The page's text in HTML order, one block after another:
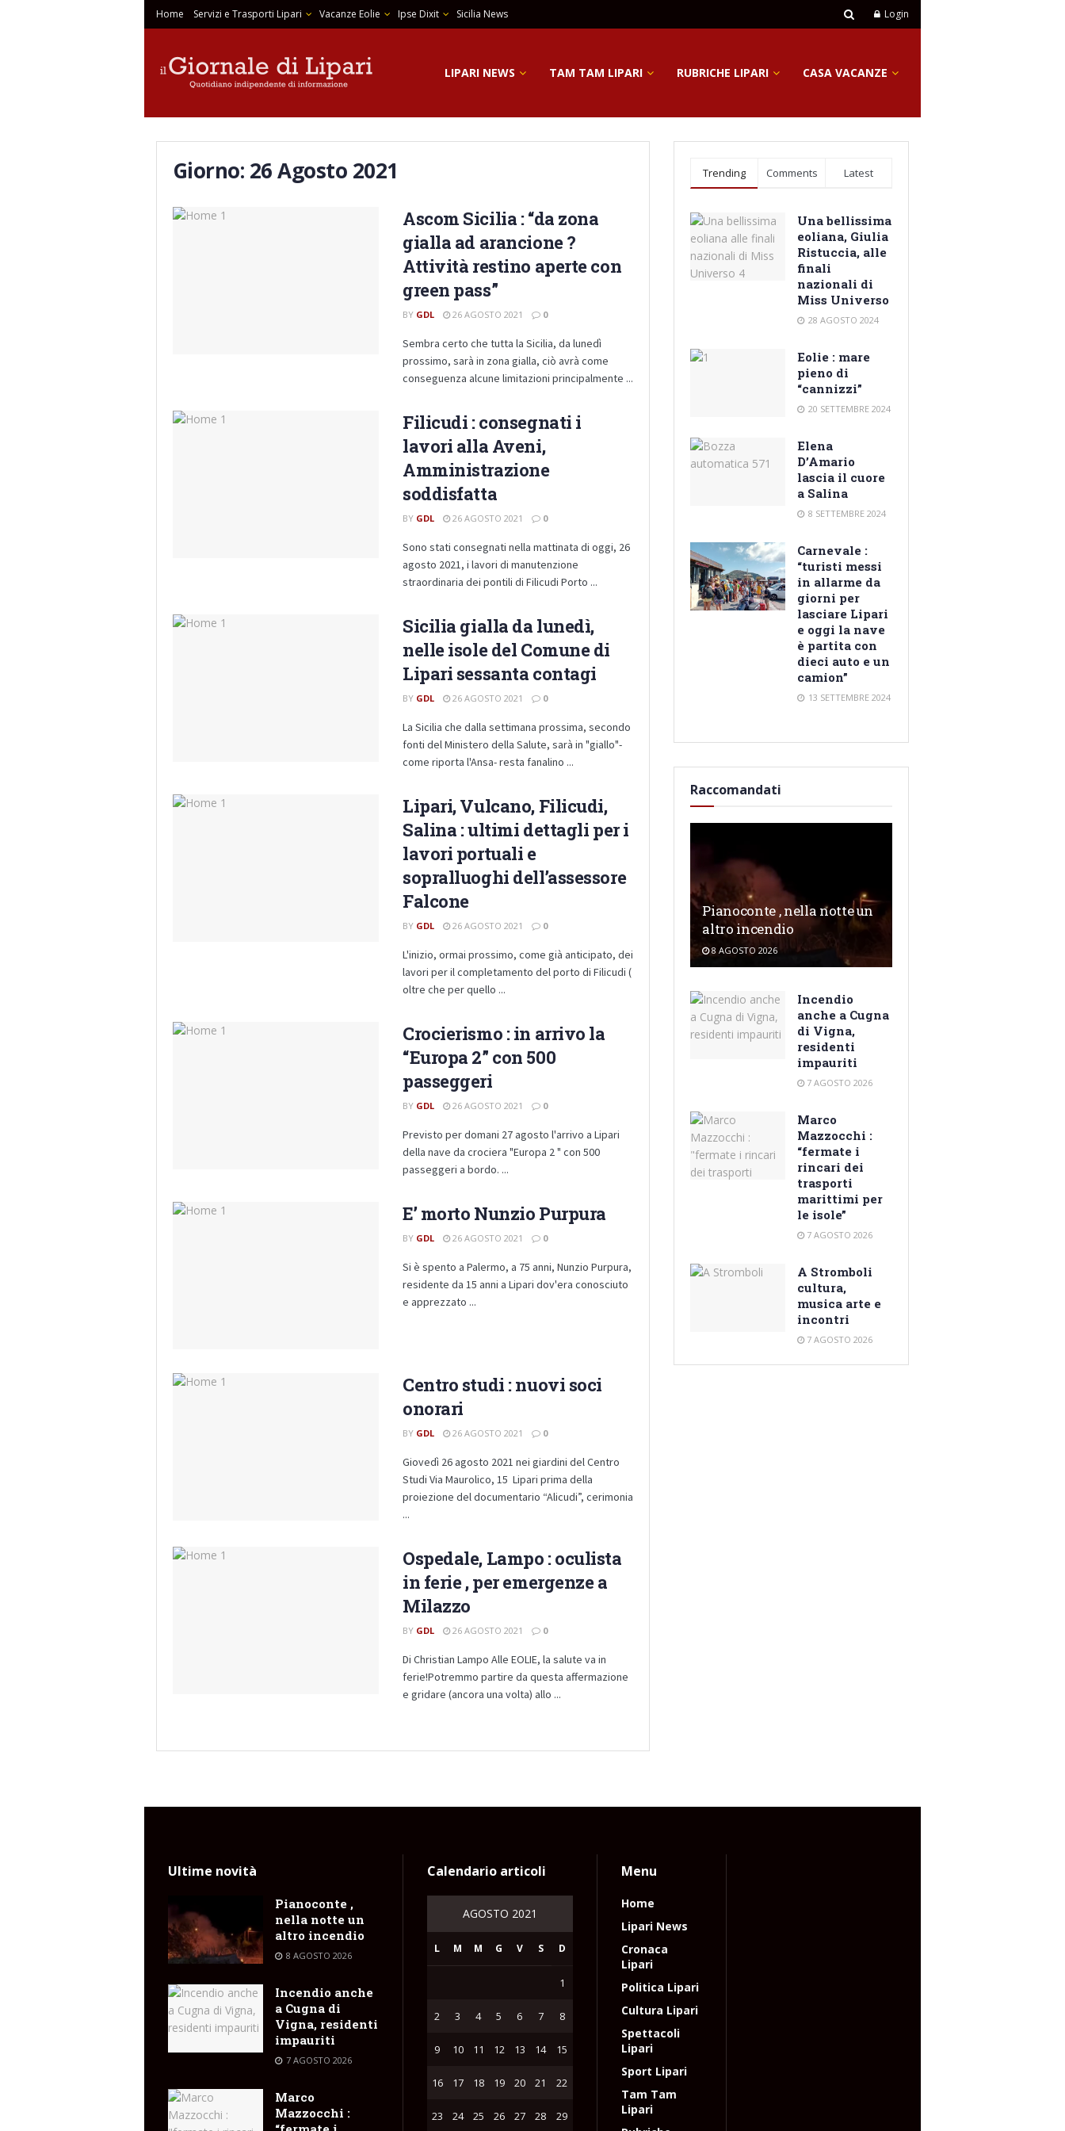
Home Servizi e Trasporti Lipari Vacanze Eolie Ipse Dixit Sicilia News Login
LIPARI NEWS TAM TAM LIPARI RUBRICHE LIPARI CASA VACANZE
Giorno: 26 Agosto 2021
Ascom Sicilia : “da zona
gialla ad arancione ?
Attività restino aperte con
green pass”
BY GDL 26 AGOSTO 2021 0
Sembra certo che tutta la Sicilia, da lunedì
prossimo, sarà in zona gialla, ciò avrà come
conseguenza alcune limitazioni principalmente ...
Filicudi : consegnati i
lavori alla Aveni,
Amministrazione
soddisfatta
BY GDL 26 AGOSTO 2021 0
Sono stati consegnati nella mattinata di oggi, 26
agosto 2021, i lavori di manutenzione
straordinaria dei pontili di Filicudi Porto ...
Sicilia gialla da lunedì,
nelle isole del Comune di
Lipari sessanta contagi
BY GDL 26 AGOSTO 2021 0
La Sicilia che dalla settimana prossima, secondo
fonti del Ministero della Salute, sarà in "giallo"-
come riporta l'Ansa- resta fanalino ...
Lipari, Vulcano, Filicudi,
Salina : ultimi dettagli per i
lavori portuali e
sopralluoghi dell’assessore
Falcone
BY GDL 26 AGOSTO 2021 0
L'inizio, ormai prossimo, come già anticipato, dei
lavori per il completamento del porto di Filicudi (
oltre che per quello ...
Crocierismo : in arrivo la
“Europa 2” con 500
passeggeri
BY GDL 26 AGOSTO 2021 0
Previsto per domani 27 agosto l'arrivo a Lipari
della nave da crociera "Europa 2 " con 500
passeggeri a bordo. ...
E’ morto Nunzio Purpura
BY GDL 26 AGOSTO 2021 0
Si è spento a Palermo, a 75 anni, Nunzio Purpura,
residente da 15 anni a Lipari dov'era conosciuto
e apprezzato ...
Centro studi : nuovi soci
onorari
BY GDL 26 AGOSTO 2021 0
Giovedì 26 agosto 2021 nei giardini del Centro
Studi Via Maurolico, 15 Lipari prima della
proiezione del documentario “Alicudi”, cerimonia
...
Ospedale, Lampo : oculista
in ferie , per emergenze a
Milazzo
BY GDL 26 AGOSTO 2021 0
Di Christian Lampo Alle EOLIE, la salute va in
ferie!Potremmo partire da questa affermazione
e gridare (ancora una volta) allo ...
Trending Comments Latest
Una bellissima
eoliana, Giulia
Ristuccia, alle
finali
nazionali di
Miss Universo
28 AGOSTO 2024
Eolie : mare
pieno di
“cannizzi”
20 SETTEMBRE 2024
Elena
D’Amario
lascia il cuore
a Salina
8 SETTEMBRE 2024
Carnevale :
“turisti messi
in allarme da
giorni per
lasciare Lipari
e oggi la nave
è partita con
dieci auto e un
camion”
13 SETTEMBRE 2024
Raccomandati
Pianoconte , nella notte un
altro incendio
8 AGOSTO 2026
Incendio
anche a Cugna
di Vigna,
residenti
impauriti
7 AGOSTO 2026
Marco
Mazzocchi :
“fermate i
rincari dei
trasporti
marittimi per
le isole”
7 AGOSTO 2026
A Stromboli
cultura,
musica arte e
incontri
7 AGOSTO 2026
Ultime novità
Pianoconte ,
nella notte un
altro incendio
8 AGOSTO 2026
Incendio anche
a Cugna di
Vigna, residenti
impauriti
7 AGOSTO 2026
Marco
Mazzocchi :
Calendario articoli
AGOSTO 2021
L M M G V S D
1
2 3 4 5 6 7 8
9 10 11 12 13 14 15
16 17 18 19 20 21 22
23 24 25 26 27 28 29
Menu
Home
Lipari News
Cronaca
Lipari
Politica Lipari
Cultura Lipari
Spettacoli
Lipari
Sport Lipari
Tam Tam
Lipari